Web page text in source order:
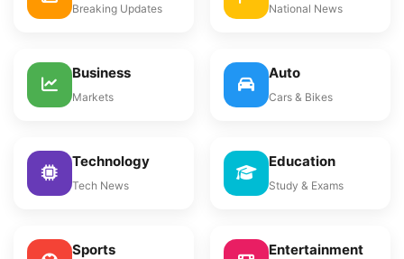
Breaking Updates National News
Business
Markets
Auto
Cars & Bikes
Technology
Tech News
Education
Study & Exams
Sports Entertainment